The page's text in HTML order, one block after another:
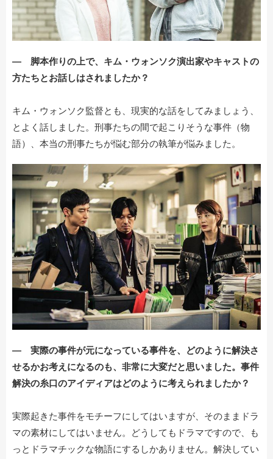
― 脚本作りの上で、キム・ウォンソク演出家やキャストの
方たちとお話しはされましたか？
キム・ウォンソク監督とも、現実的な話をしてみましょう、
とよく話しました。刑事たちの間で起こりそうな事件（物
語）、本当の刑事たちが悩む部分の執筆が悩みました。
― 実際の事件が元になっている事件を、どのように解決さ
せるかお考えになるのも、非常に大変だと思いました。事件
解決の糸口のアイディアはどのように考えられましたか？
実際起きた事件をモチーフにしてはいますが、そのままドラ
マの素材にしてはいません。どうしてもドラマですので、も
っとドラマチックな物語にするしかありません。解決してい